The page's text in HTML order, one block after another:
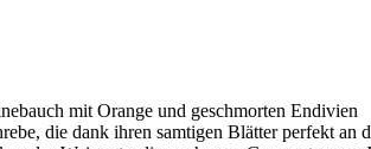
mit Orange und geschmorten Endivien
die dank ihren samtigen Blätter perfekt an